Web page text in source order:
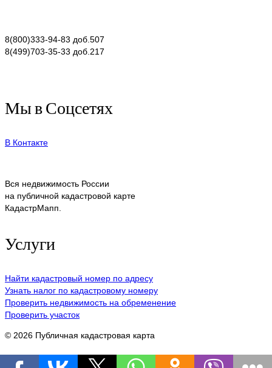
8(800)333-94-83 доб.507
8(499)703-35-33 доб.217
Мы в Соцсетях
В Контакте
Вся недвижимость России
на публичной кадастровой карте
КадастрМапп.
Услуги
Найти кадастровый номер по адресу
Узнать налог по кадастровому номеру
Проверить недвижимость на обременение
Проверить участок
© 2026 Публичная кадастровая карта